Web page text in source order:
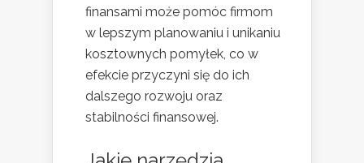
finansami może pomóc firmom
w lepszym planowaniu i unikaniu
kosztownych pomyłek, co w
efekcie przyczyni się do ich
dalszego rozwoju oraz
stabilności finansowej.